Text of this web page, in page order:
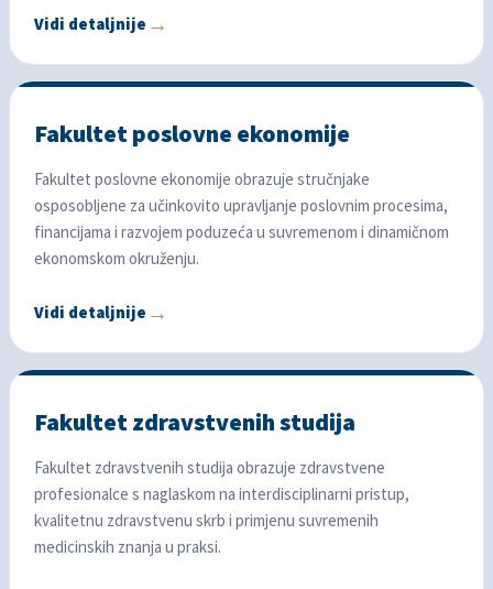
Vidi detaljnije
Fakultet poslovne ekonomije
Fakultet poslovne ekonomije obrazuje stručnjake
osposobljene za učinkovito upravljanje poslovnim procesima,
financijama i razvojem poduzeća u suvremenom i dinamičnom
ekonomskom okruženju.
Vidi detaljnije
Fakultet zdravstvenih studija
Fakultet zdravstvenih studija obrazuje zdravstvene
profesionalce s naglaskom na interdisciplinarni pristup,
kvalitetnu zdravstvenu skrb i primjenu suvremenih
medicinskih znanja u praksi.